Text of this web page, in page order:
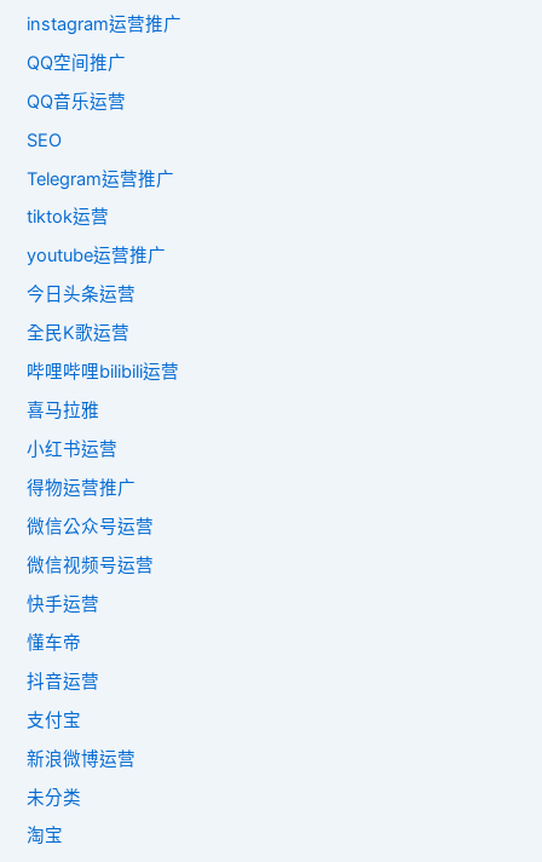
instagram运营推广
QQ空间推广
QQ音乐运营
SEO
Telegram运营推广
tiktok运营
youtube运营推广
今日头条运营
全民K歌运营
哔哩哔哩bilibili运营
喜马拉雅
小红书运营
得物运营推广
微信公众号运营
微信视频号运营
快手运营
懂车帝
抖音运营
支付宝
新浪微博运营
未分类
淘宝